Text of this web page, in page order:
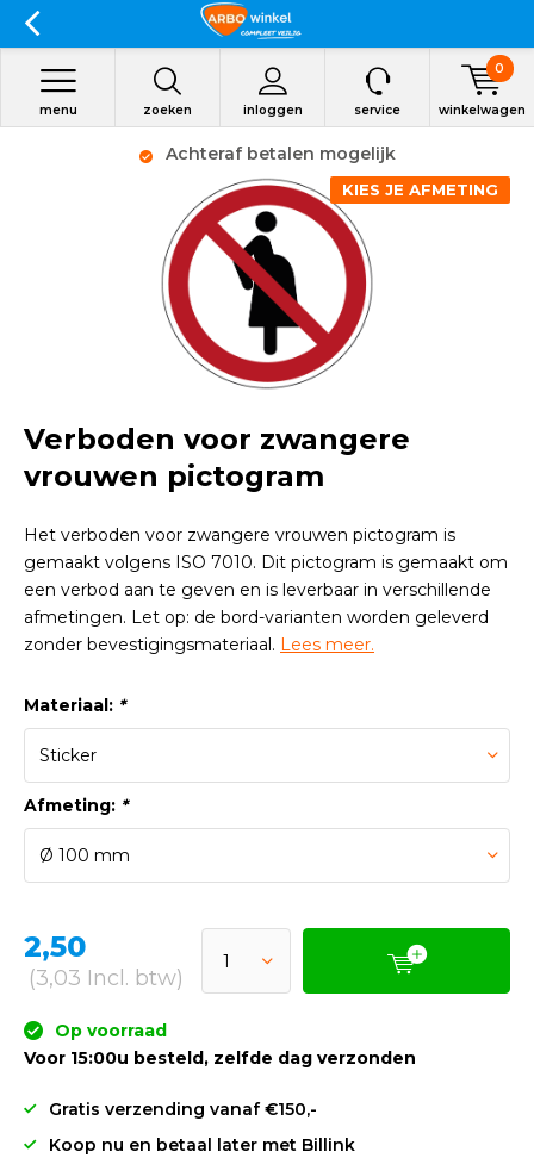
zoeken inloggen
menu service winkelwagen
0
Achteraf betalen mogelijk
KIES JE AFMETING
Verboden voor zwangere
vrouwen pictogram
Het verboden voor zwangere vrouwen pictogram is
gemaakt volgens ISO 7010. Dit pictogram is gemaakt om
een verbod aan te geven en is leverbaar in verschillende
afmetingen. Let op: de bord-varianten worden geleverd
zonder bevestigingsmateriaal. Lees meer.
Materiaal: *
Afmeting: *
2,50
(3,03 Incl. btw)
Op voorraad
Voor 15:00u besteld, zelfde dag verzonden
Gratis verzending vanaf €150,-
Koop nu en betaal later met Billink